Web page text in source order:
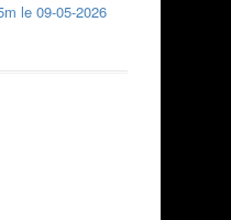
le 09-05-2026